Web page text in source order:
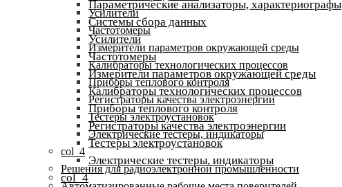
Усилители
Частотомеры
Измерители параметров окружающей среды
Калибраторы технологических процессов
Приборы теплового контроля
Регистраторы качества электроэнергии
Тестеры электроустановок
Электрические тестеры, индикаторы
col_4
Решения для радиоэлектронной промышленности
Параметрические анализаторы, характериографы
Системы сбора данных
Усилители
Частотомеры
Измерители параметров окружающей среды
Калибраторы технологических процессов
Приборы теплового контроля
Регистраторы качества электроэнергии
Тестеры электроустановок
Электрические тестеры, индикаторы
col_4